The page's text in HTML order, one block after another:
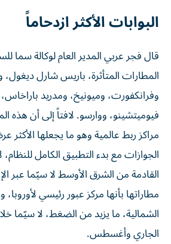
البوابات الأكثر ازدحاماً
قال فجر عربي المدير العام لوكالة سما
المطارات المتأثرة، باريس شارل
وفرانكفورت، وميونيخ، ومدريد
فيوميتشينو، ووارسو. لافتاً إلى أن هذه
مراكز ربط عالمية وهو ما يجعلها الأكثر
الجوازات مع بدء التطبيق الكامل للنظام،
القادمة من الشرق الأوسط لا سيّما عبر
مطاراتها بأنها مركز عبور رئيسي
الشمالية، ما يزيد من الضغط، لا سيّما
الجاري وأغسطس.